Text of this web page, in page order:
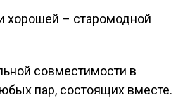
хорошей – старомодной
совместимости в
пар, состоящих вместе.